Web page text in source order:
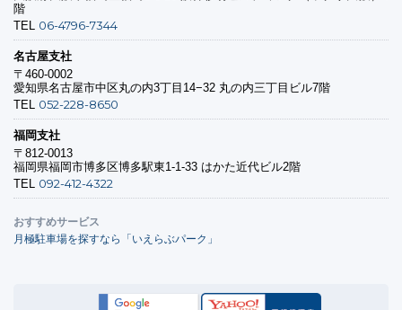
階
TEL 06-4796-7344
名古屋支社
〒460-0002
愛知県名古屋市中区丸の内3丁目14−32 丸の内三丁目ビル7階
TEL 052-228-8650
福岡支社
〒812-0013
福岡県福岡市博多区博多駅東1-1-33 はかた近代ビル2階
TEL 092-412-4322
おすすめサービス
月極駐車場を探すなら「いえらぶパーク」